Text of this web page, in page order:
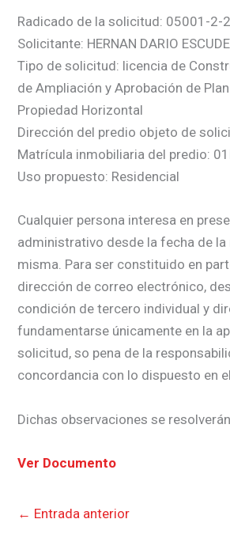
Radicado de la solicitud: 05001-
Solicitante: HERNAN DARIO
Tipo de solicitud: licencia de
de Ampliación y Aprobación de
Propiedad Horizontal
Dirección del predio objeto de
Matrícula inmobiliaria del predio:
Uso propuesto: Residencial
Cualquier persona interesa en
administrativo desde la fecha de
misma. Para ser constituido en
dirección de correo electrónico,
condición de tercero individual y
fundamentarse únicamente en la
solicitud, so pena de la
concordancia con lo dispuesto en
Dichas observaciones se
Ver Documento
← Entrada anterior